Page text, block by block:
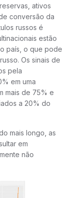
ativos
conversão da
russos é
estão
país, o que pode
Os sinais de
pela
em uma
mais de 75% e
a 20% do
mais longo, as
em
não